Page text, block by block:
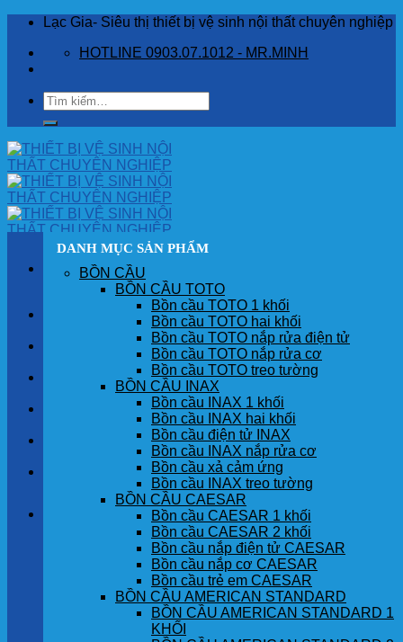
Skip
content
Lạc Gia- Siêu thị thiết bị vệ sinh nội thất chuyên nghiệp
HOTLINE 0903.07.1012 - MR.MINH
Tìm
kiếm:
SẢN PHẨM
GÓC KHÁCH HÀNG
Chưa có sản phẩm trong giỏ hàng.
DANH MỤC SẢN PHẨM
BỒN CẦU
BỒN CẦU TOTO
Bồn cầu TOTO 1 khối
Bồn cầu TOTO hai khối
Bồn cầu TOTO nắp rửa điện tử
Bồn cầu TOTO nắp rửa cơ
Bồn cầu TOTO treo tường
BỒN CẦU INAX
Bồn cầu INAX 1 khối
Bồn cầu INAX hai khối
Bồn cầu điện tử INAX
Bồn cầu INAX nắp rửa cơ
Bồn cầu xả cảm ứng
Bồn cầu INAX treo tường
BỒN CẦU CAESAR
Bồn cầu CAESAR 1 khối
Bồn cầu CAESAR 2 khối
Bồn cầu nắp điện tử CAESAR
Bồn cầu nắp cơ CAESAR
Bồn cầu trẻ em CAESAR
BỒN CẦU AMERICAN STANDARD
BỒN CẦU AMERICAN STANDARD 1
KHỐI